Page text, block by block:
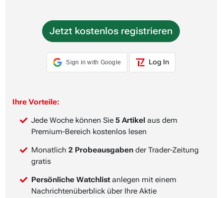
Jetzt kostenlos registrieren
Sign in with Google Log In
Ihre Vorteile:
Jede Woche können Sie 5 Artikel aus dem
Premium-Bereich kostenlos lesen
Monatlich 2 Probeausgaben der Trader-Zeitung
gratis
Persönliche Watchlist anlegen mit einem
Nachrichtenüberblick über Ihre Aktie